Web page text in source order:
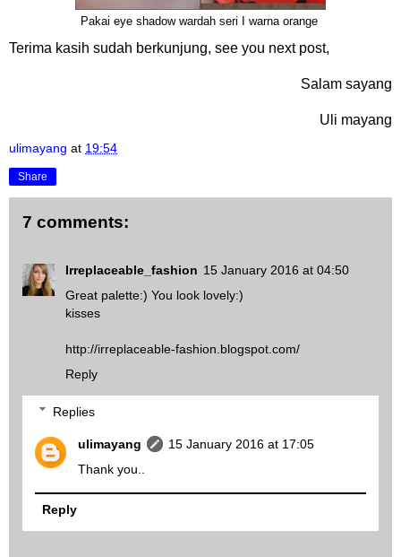
Pakai eye shadow wardah seri I warna orange
Terima kasih sudah berkunjung, see you next post,
Salam sayang
Uli mayang
ulimayang at 19:54
Share
7 comments:
Irreplaceable_fashion 15 January 2016 at 04:50
Great palette:) You look lovely:)
kisses
http://irreplaceable-fashion.blogspot.com/
Reply
Replies
ulimayang
15 January 2016 at 17:05
Thank you..
Reply